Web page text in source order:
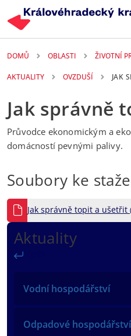
DOMŮ OBLASTI ŽIVOTNÍ
AKTUALITY OVZDUŠÍ JAK
Jak správně
Aktuality
Vodní hospodářství
Odpadové hospodářství
Průvodce ekonomickým a
domácností pevnými palivy.
Soubory ke
Jak správně topit a ušetřit